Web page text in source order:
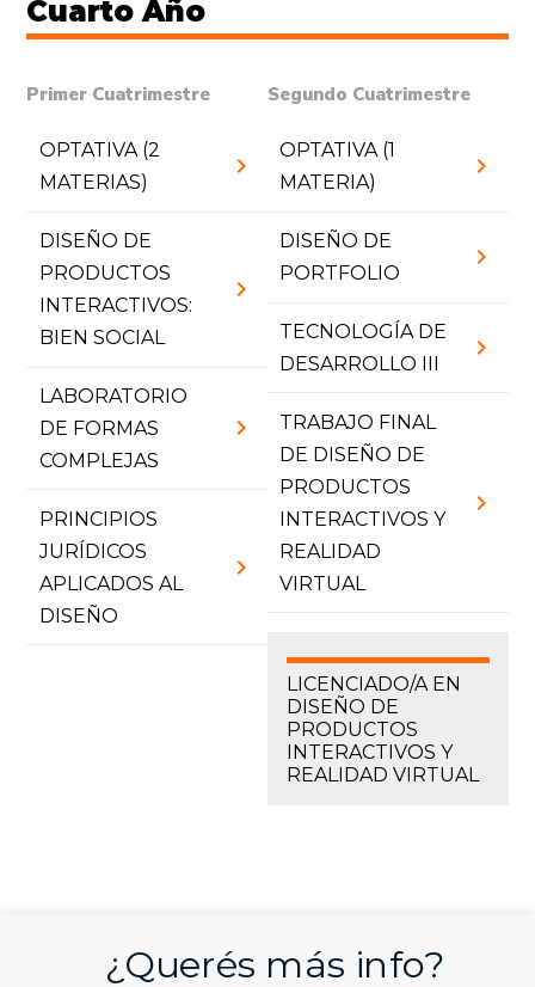
Cuarto Año
Primer Cuatrimestre
OPTATIVA (2
MATERIAS)
chevron_right
DISEÑO DE
PRODUCTOS
INTERACTIVOS:
BIEN SOCIAL
chevron_right
LABORATORIO
DE FORMAS
COMPLEJAS
chevron_right
PRINCIPIOS
JURÍDICOS
APLICADOS AL
DISEÑO
chevron_right
Segundo Cuatrimestre
OPTATIVA (1
MATERIA)
chevron_right
DISEÑO DE
PORTFOLIO
chevron_right
TECNOLOGÍA DE
DESARROLLO III
chevron_right
TRABAJO FINAL
DE DISEÑO DE
PRODUCTOS
INTERACTIVOS Y
REALIDAD
VIRTUAL
chevron_right
LICENCIADO/A EN
DISEÑO DE
PRODUCTOS
INTERACTIVOS Y
REALIDAD VIRTUAL
¿Querés más info?